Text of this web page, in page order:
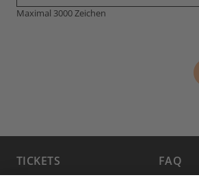
Maximal 3000 Zeichen
TICKETS
FAQ